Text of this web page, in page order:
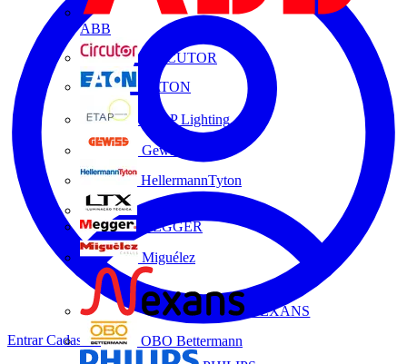
ABB
CIRCUTOR
EATON
ETAP Lighting
Gewiss
HellermannTyton
MEGGER
Miguélez
NEXANS
OBO Bettermann
EntrarCadastrar